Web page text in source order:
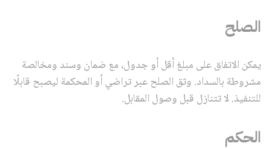
الصلح
يمكن الاتفاق على مبلغ أقل أو جدول، مع ضمان وسند ومخالصة
مشروطة بالسداد. وثق الصلح عبر تراضي أو المحكمة ليصبح قابلًا
للتنفيذ. لا تتنازل قبل وصول المقابل.
الحكم